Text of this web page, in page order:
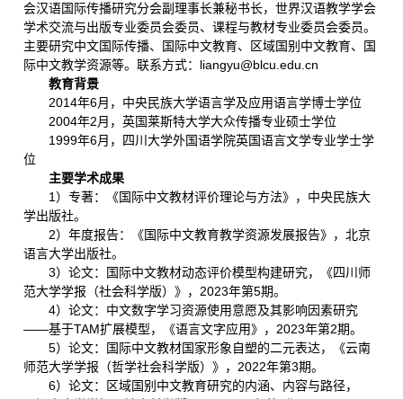
会汉语国际传播研究分会副理事长兼秘书长，世界汉语教学学会
学术交流与出版专业委员会委员、课程与教材专业委员会委员。
主要研究中文国际传播、国际中文教育、区域国别中文教育、国
际中文教学资源等。联系方式：liangyu@blcu.edu.cn
教育背景
2014年6月，中央民族大学语言学及应用语言学博士学位
2004年2月，英国莱斯特大学大众传播专业硕士学位
1999年6月，四川大学外国语学院英国语言文学专业学士学
位
主要学术成果
1）专著：《国际中文教材评价理论与方法》，中央民族大
学出版社。
2）年度报告：《国际中文教育教学资源发展报告》，北京
语言大学出版社。
3）论文：国际中文教材动态评价模型构建研究，《四川师
范大学学报（社会科学版）》，2023年第5期。
4）论文：中文数字学习资源使用意愿及其影响因素研究
——基于TAM扩展模型，《语言文字应用》，2023年第2期。
5）论文：国际中文教材国家形象自塑的二元表达，《云南
师范大学学报（哲学社会科学版）》，2022年第3期。
6）论文：区域国别中文教育研究的内涵、内容与路径，